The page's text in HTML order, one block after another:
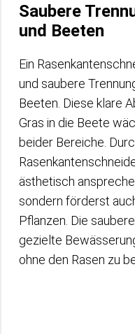
Saubere
und Beeten
Ein
und saubere
Beeten. Diese klare
Gras in die Beete
beider Bereiche.
ästhetisch
sondern förderst
Pflanzen. Die
gezielte
ohne den Rasen zu